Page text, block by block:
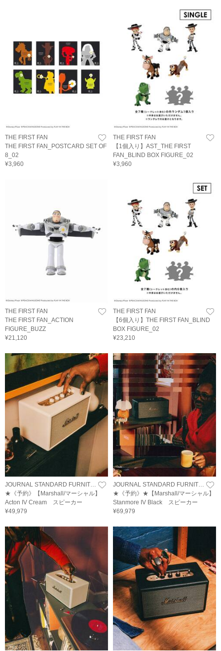
THE FIRST FAN
THE FIRST FAN_POSTCARD SET OF
8_02
¥3,960
THE FIRST FAN
【1個入り】AST_THE FIRST
FAN_BLIND BOX FIGURE_02
¥3,960
THE FIRST FAN
THE FIRST FAN_ACTION
FIGURE_BUZZ
¥21,120
THE FIRST FAN
【6個入り】THE FIRST FAN_BLIND
BOX FIGURE_02
¥23,210
JOURNAL STANDARD FURNITURE
★《予約》【Marshall/マーシャル】
Acton IV Cream スピーカー
¥49,979
JOURNAL STANDARD FURNITURE
★《予約》★【Marshall/マーシャル】
Stanmore IV Black スピーカー
¥69,979